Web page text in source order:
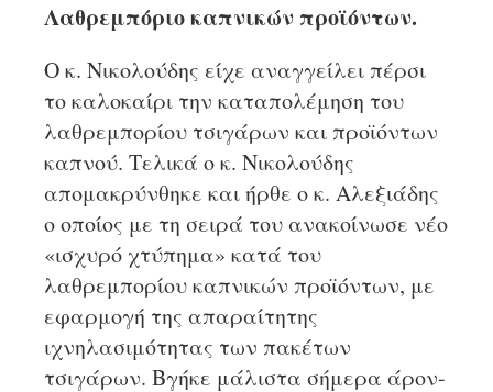
Λαθρεμπόριο καπνικών προϊόντων.
Ο κ. Νικολούδης είχε αναγγείλει πέρσι
το καλοκαίρι την καταπολέμηση του
λαθρεμπορίου τσιγάρων και προϊόντων
καπνού. Τελικά ο κ. Νικολούδης
απομακρύνθηκε και ήρθε ο κ. Αλεξιάδης
ο οποίος με τη σειρά του ανακοίνωσε νέο
«ισχυρό χτύπημα» κατά του
λαθρεμπορίου καπνικών προϊόντων, με
εφαρμογή της απαραίτητης
ιχνηλασιμότητας των πακέτων
τσιγάρων. Βγήκε μάλιστα σήμερα άρον-